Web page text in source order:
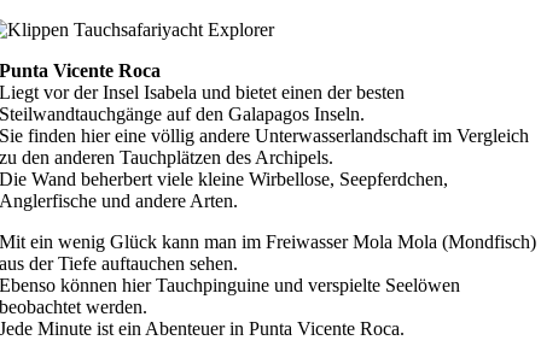
Punta Vicente Roca
Liegt vor der Insel Isabela und bietet einen der besten
Steilwandtauchgänge auf den Galapagos Inseln.
Sie finden hier eine völlig andere Unterwasserlandschaft im Vergleich
zu den anderen Tauchplätzen des Archipels.
Die Wand beherbert viele kleine Wirbellose, Seepferdchen,
Anglerfische und andere Arten.
Mit ein wenig Glück kann man im Freiwasser Mola Mola (Mondfisch)
aus der Tiefe auftauchen sehen.
Ebenso können hierTauchpinguine und verspielte Seelöwen
beobachtet werden.
Jede Minute ist ein Abenteuer in Punta Vicente Roca.